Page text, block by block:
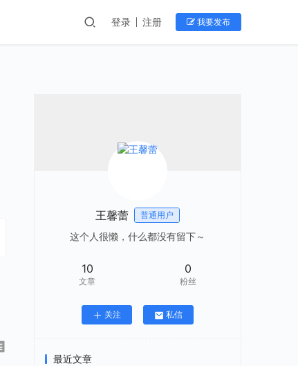
登录 注册 我要发布
王馨蕾 普通用户
这个人很懒，什么都没有留下～
10
文章
0
粉丝
关注 私信
最近文章